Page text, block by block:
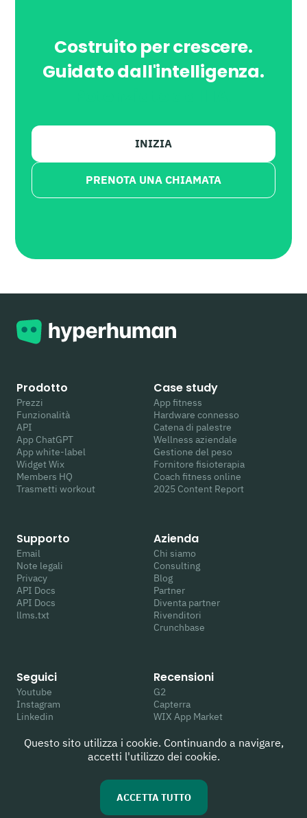
Costruito per crescere.
Guidato dall'intelligenza.
INIZIA
PRENOTA UNA CHIAMATA
Prodotto
Prezzi
Funzionalità
API
App ChatGPT
App white-label
Widget Wix
Members HQ
Trasmetti workout
Case study
App fitness
Hardware connesso
Catena di palestre
Wellness aziendale
Gestione del peso
Fornitore fisioterapia
Coach fitness online
2025 Content Report
Supporto
Email
Note legali
Privacy
API Docs
API Docs
llms.txt
Azienda
Chi siamo
Consulting
Blog
Partner
Diventa partner
Rivenditori
Crunchbase
Seguici
Youtube
Instagram
Linkedin
Twitter
Recensioni
G2
Capterra
WIX App Market
Google
Questo sito utilizza i cookie. Continuando a navigare,
accetti l'utilizzo dei cookie.
ACCETTA TUTTO